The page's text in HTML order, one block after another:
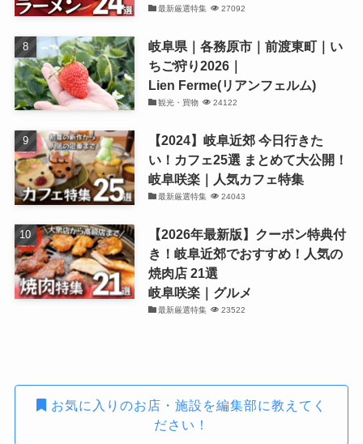
最新厳選特集 27092
岐阜県｜各務原市｜前渡東町｜い
ちご狩り2026｜
Lien Ferme(リアンフェルム)
観光・買物 24122
【2024】岐阜近郊 今日行きた
い！カフェ25選 まとめて大公開！
岐阜咲楽｜人気カフェ特集
最新厳選特集 24043
【2026年最新版】クーポン特典付
き！岐阜近郊でおすすめ！人気の
焼肉店 21選
岐阜咲楽｜グルメ
最新厳選特集 23522
お気に入りのお店・施設を編集部に教えてく
ださい！